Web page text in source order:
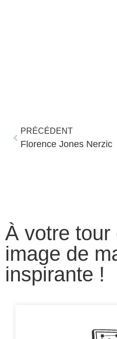
PRÉCÉDENT
Florence Jones Nerzic
À votre tour
image de
inspirante !